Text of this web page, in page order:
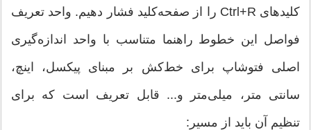
کلید‌های Ctrl+R را از صفحه‌کلید فشار دهیم. واحد تعریف
فواصل این خطوط راهنما متناسب با واحد اندازه‌گیری
اصلی فتوشاپ برای خط‌کش بر مبنای پیکسل، اینچ،
سانتی متر، میلی‌متر و... قابل تعریف است که برای
تنظیم آن باید از مسیر: